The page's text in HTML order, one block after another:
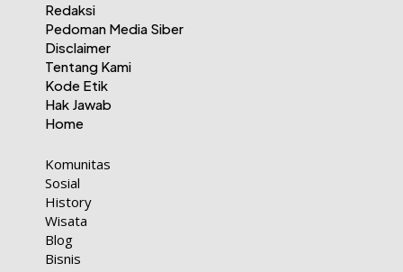
Redaksi
Pedoman Media Siber
Disclaimer
Tentang Kami
Kode Etik
Hak Jawab
Home
Komunitas
Sosial
History
Wisata
Blog
Bisnis